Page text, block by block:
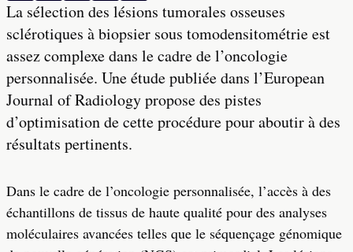
La sélection des lésions tumorales osseuses
sclérotiques à biopsier sous tomodensitométrie est
assez complexe dans le cadre de l’oncologie
personnalisée. Une étude publiée dans l’European
Journal of Radiology propose des pistes
d’optimisation de cette procédure pour aboutir à des
résultats pertinents.
Dans le cadre de l’oncologie personnalisée, l’accès à des
échantillons de tissus de haute qualité pour des analyses
moléculaires avancées telles que le séquençage génomique